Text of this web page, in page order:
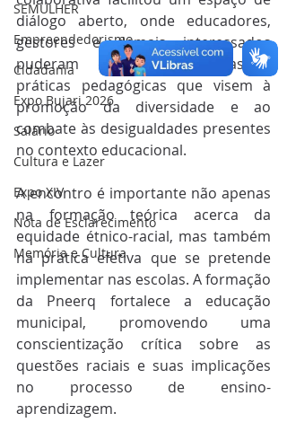
SEMULHER
Empreendedorismo
Cidadania
Expo Bujari 2026
Salário
Cultura e Lazer
Expo XIV
Nota de Esclarecimento
Memória e Cultura
diálogo aberto, onde educadores,
gestores e demais interessados
puderam discutir estratégias e
práticas pedagógicas que visem à
promoção da diversidade e ao
combate às desigualdades presentes
no contexto educacional.
A encontro é importante não apenas
na formação teórica acerca da
equidade étnico-racial, mas também
na prática efetiva que se pretende
implementar nas escolas. A formação
da Pneerq fortalece a educação
municipal, promovendo uma
conscientização crítica sobre as
questões raciais e suas implicações
no processo de ensino-
aprendizagem.